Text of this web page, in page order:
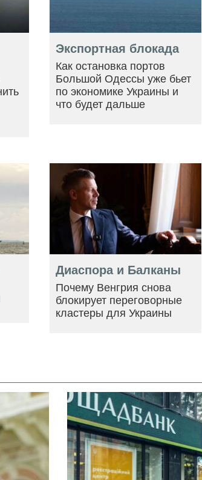
Экспортная блокада
Как остановка портов
Большой Одессы уже бьет
по экономике Украины и
что будет дальше
Диаспора и Балканы
Почему Венгрия снова
блокирует переговорные
кластеры для Украины